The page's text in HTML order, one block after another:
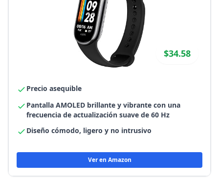
$34.58
Precio asequible
Pantalla AMOLED brillante y vibrante con una
frecuencia de actualización suave de 60 Hz
Diseño cómodo, ligero y no intrusivo
Ver en Amazon